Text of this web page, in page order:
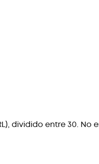
dividido entre 30. No